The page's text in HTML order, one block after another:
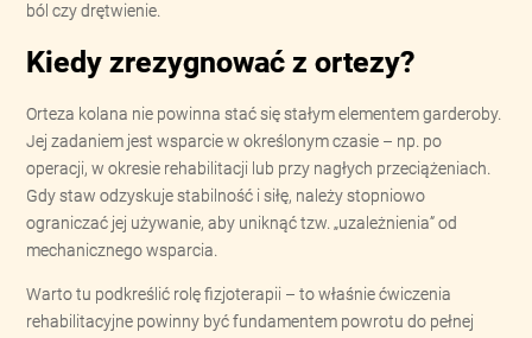
ból czy drętwienie.
Kiedy zrezygnować z ortezy?
Orteza kolana nie powinna stać się stałym elementem garderoby.
Jej zadaniem jest wsparcie w określonym czasie – np. po
operacji, w okresie rehabilitacji lub przy nagłych przeciążeniach.
Gdy staw odzyskuje stabilność i siłę, należy stopniowo
ograniczać jej używanie, aby uniknąć tzw. „uzależnienia” od
mechanicznego wsparcia.
Warto tu podkreślić rolę fizjoterapii – to właśnie ćwiczenia
rehabilitacyjne powinny być fundamentem powrotu do pełnej